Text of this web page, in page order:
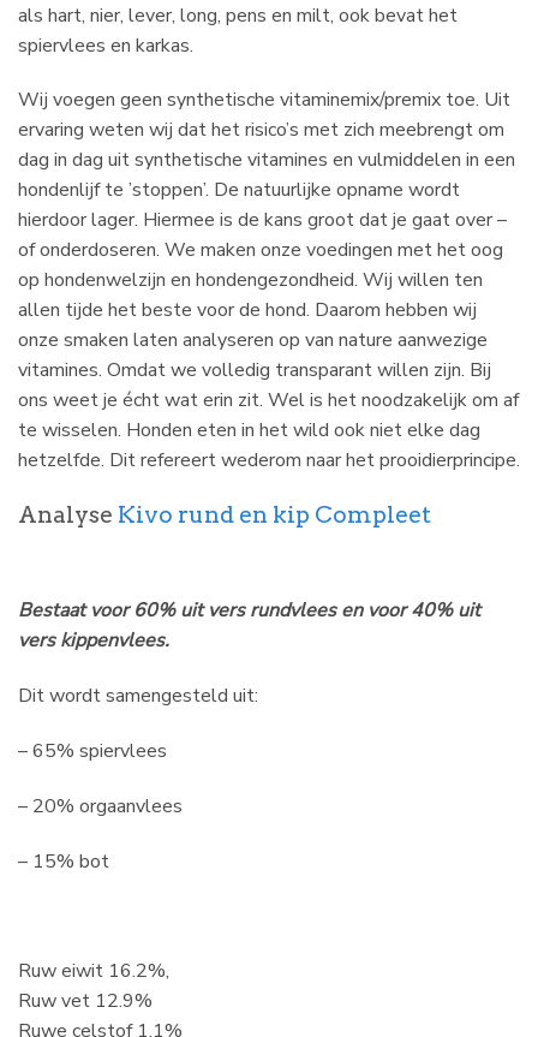
als hart, nier, lever, long, pens en milt, ook bevat het
spiervlees en karkas.
Wij voegen geen synthetische vitaminemix/premix toe. Uit
ervaring weten wij dat het risico’s met zich meebrengt om
dag in dag uit synthetische vitamines en vulmiddelen in een
hondenlijf te ’stoppen’. De natuurlijke opname wordt
hierdoor lager. Hiermee is de kans groot dat je gaat over –
of onderdoseren. We maken onze voedingen met het oog
op hondenwelzijn en hondengezondheid. Wij willen ten
allen tijde het beste voor de hond. Daarom hebben wij
onze smaken laten analyseren op van nature aanwezige
vitamines. Omdat we volledig transparant willen zijn. Bij
ons weet je écht wat erin zit. Wel is het noodzakelijk om af
te wisselen. Honden eten in het wild ook niet elke dag
hetzelfde. Dit refereert wederom naar het prooidierprincipe.
Analyse Kivo rund en kip Compleet
Bestaat voor 60% uit vers rundvlees en voor 40% uit
vers kippenvlees.
Dit wordt samengesteld uit:
– 65% spiervlees
– 20% orgaanvlees
– 15% bot
Ruw eiwit 16.2%,
Ruw vet 12.9%
Ruwe celstof 1.1%